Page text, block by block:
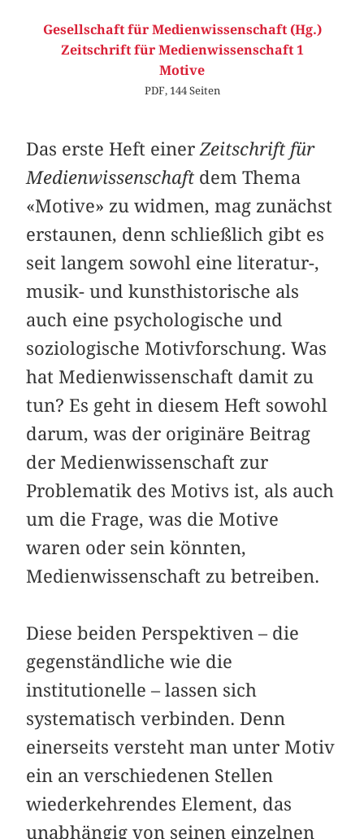
Gesellschaft für Medienwissenschaft (Hg.)
Zeitschrift für Medienwissenschaft 1
Motive
PDF, 144 Seiten
Das erste Heft einerZeitschrift für
Medienwissenschaft dem Thema
«Motive» zu widmen, mag zunächst
erstaunen, denn schließlich gibt es
seit langem sowohl eine literatur-,
musik- und kunsthistorische als
auch eine psychologische und
soziologische Motivforschung. Was
hat Medienwissenschaft damit zu
tun? Es geht in diesem Heft sowohl
darum, was der originäre Beitrag
der Medienwissenschaft zur
Problematik des Motivs ist, als auch
um die Frage, was die Motive
waren oder sein könnten,
Medienwissenschaft zu betreiben.
Diese beiden Perspektiven – die
gegenständliche wie die
institutionelle – lassen sich
systematisch verbinden. Denn
einerseits versteht man unter Motiv
ein an verschiedenen Stellen
wiederkehrendes Element, das
unabhängig von seinen einzelnen